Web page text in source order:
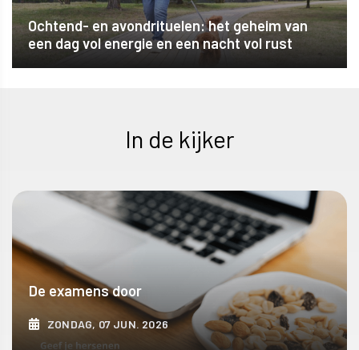
Ochtend- en avondrituelen: het geheim van
een dag vol energie en een nacht vol rust
In de kijker
De examens door
ZONDAG, 07 JUN. 2026